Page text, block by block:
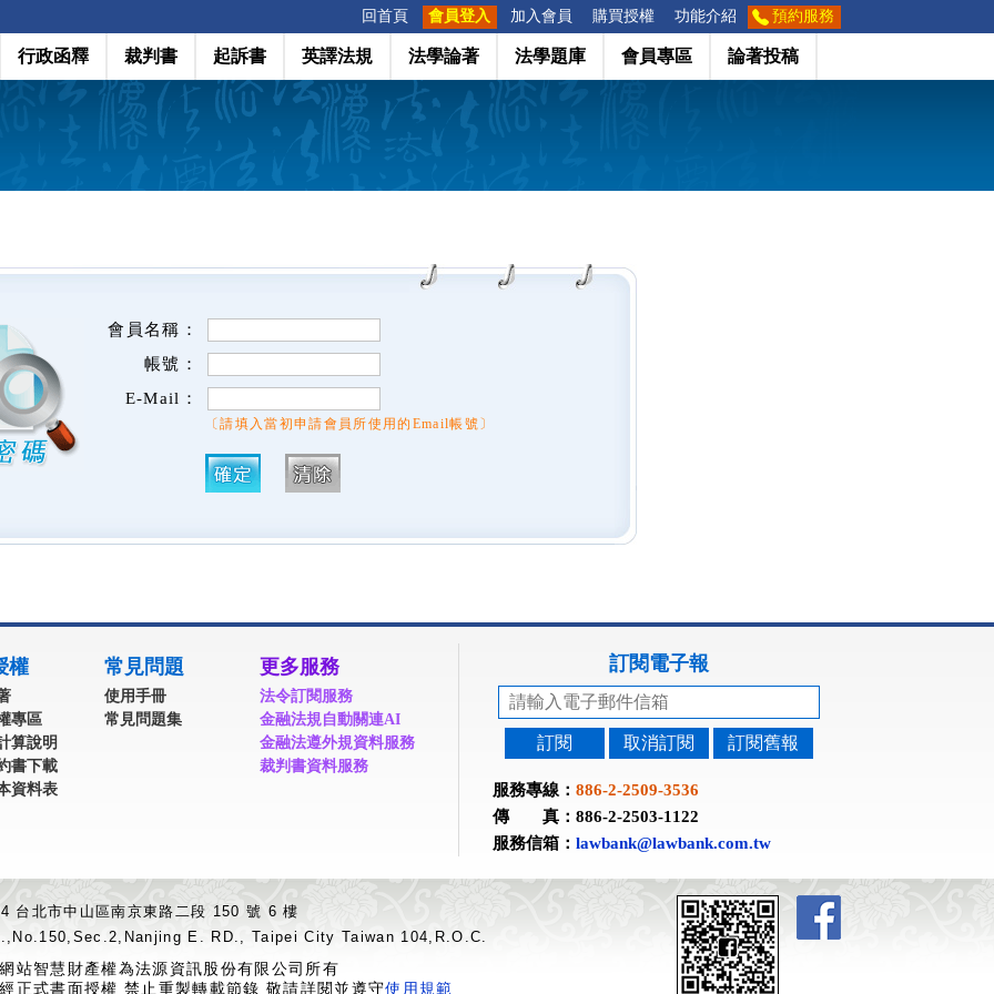
回首頁 會員登入 加入會員 購買授權 功能介紹 預約服務
行政函釋 裁判書 起訴書 英譯法規 法學論著 法學題庫 會員專區 論著投稿
會員名稱：
帳號：
E-Mail：
〔請填入當初申請會員所使用的Email帳號〕
權
專區
算說明
書下載
資料表
常見問題
使用手冊
常見問題集
更多服務
法令訂閱服務
金融法規自動關連AI
金融法遵外規資料服務
裁判書資料服務
訂閱電子報
訂閱 取消訂閱 訂閱舊報
服務專線： 886-2-2509-3536
傳 真：886-2-2503-1122
服務信箱： lawbank@lawbank.com.tw
台北市中山區南京東路二段 150 號 6 樓
E. RD., Taipei City Taiwan 104,R.O.C.
站智慧財產權為法源資訊股份有限公司所有
正式書面授權 禁止重製轉載節錄 敬請詳閱並遵守使用規範